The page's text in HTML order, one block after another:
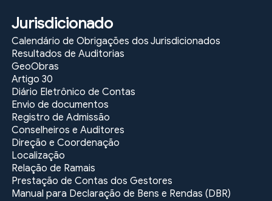
Jurisdicionado
Calendário de Obrigações dos Jurisdicionados
Resultados de Auditorias
GeoObras
Artigo 30
Diário Eletrônico de Contas
Envio de documentos
Registro de Admissão
Conselheiros e Auditores
Direção e Coordenação
Localização
Relação de Ramais
Prestação de Contas dos Gestores
Manual para Declaração de Bens e Rendas (DBR)